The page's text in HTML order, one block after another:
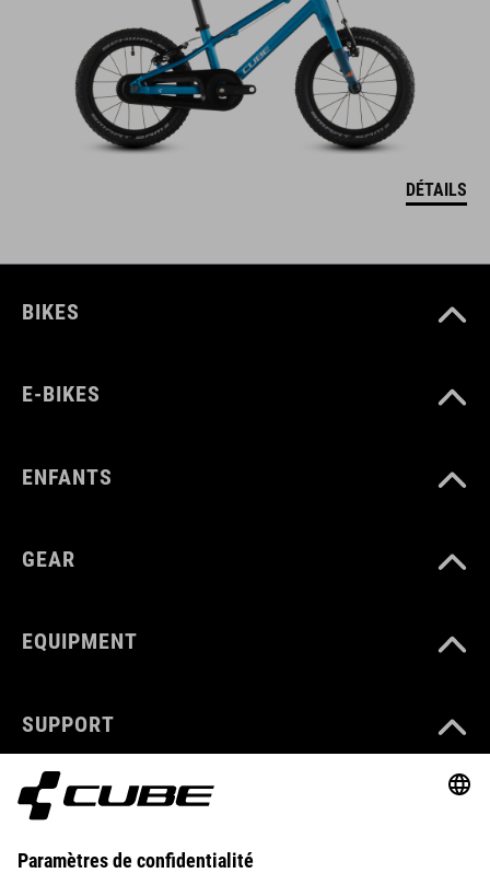
DÉTAILS
BIKES
E-BIKES
ENFANTS
GEAR
EQUIPMENT
SUPPORT
ABOUT US